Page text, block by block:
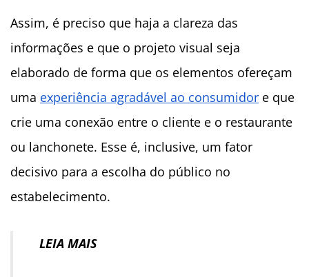
Assim, é preciso que haja a clareza das
informações e que o projeto visual seja
elaborado de forma que os elementos ofereçam
uma experiência agradável ao consumidor e que
crie uma conexão entre o cliente e o restaurante
ou lanchonete. Esse é, inclusive, um fator
decisivo para a escolha do público no
estabelecimento.
LEIA MAIS